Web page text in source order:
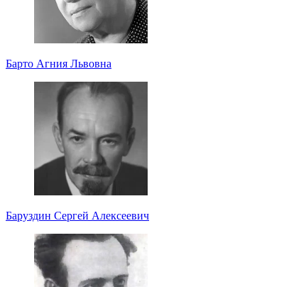
Барто Агния Львовна
Баруздин Сергей Алексеевич